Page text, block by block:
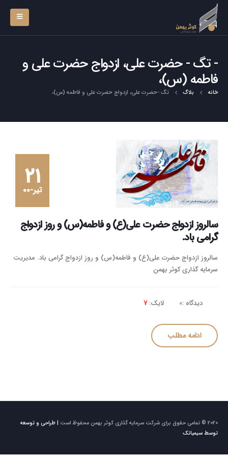
تگ - حضرت علی، ازدواج حضرت علی و
فاطمه (س)،
خانه بلاگ تگ -حضرت علی، ازدواج حضرت علی و فاطمه (س)،
۲۱
تیر-۰۰
سالروز ازدواج حضرت علی(ع) و فاطمه(س) و روز ازدواج
گرامی باد.
سالروز ازدواج حضرت علی(ع) و فاطمه(س) و روز ازدواج گرامی باد. مدیریت
سرمایه گذاری کوثر بهمن
دیدگاه :0 لایک:7
ادامه مطلب
2020 © تمامی حقوق برای شرکت سرمایه گذاری کوثر بهمن محفوظ است
| طراحی و توسعه
توسط سیمیاتک